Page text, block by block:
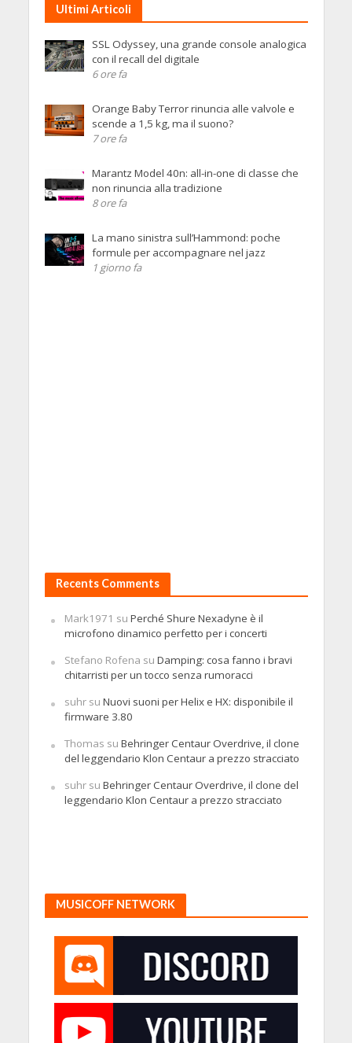
Ultimi Articoli
SSL Odyssey, una grande console analogica
con il recall del digitale
6 ore fa
Orange Baby Terror rinuncia alle valvole e
scende a 1,5 kg, ma il suono?
7 ore fa
Marantz Model 40n: all-in-one di classe che
non rinuncia alla tradizione
8 ore fa
La mano sinistra sull’Hammond: poche
formule per accompagnare nel jazz
1 giorno fa
Recents Comments
Mark1971 su Perché Shure Nexadyne è il
microfono dinamico perfetto per i concerti
Stefano Rofena su Damping: cosa fanno i bravi
chitarristi per un tocco senza rumoracci
suhrsu Nuovi suoni per Helix e HX: disponibile il
firmware 3.80
Thomas su Behringer Centaur Overdrive, il clone
del leggendario Klon Centaur a prezzo stracciato
suhrsu Behringer Centaur Overdrive, il clone del
leggendario Klon Centaur a prezzo stracciato
MUSICOFF NETWORK